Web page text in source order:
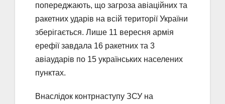
попереджають, що загроза авіаційних та
ракетних ударів на всій території України
зберігається. Лише 11 вересня армія
ерефії завдала 16 ракетних та 3
авіаударів по 15 українських населених
пунктах.
Внаслідок контрнаступу ЗСУ на